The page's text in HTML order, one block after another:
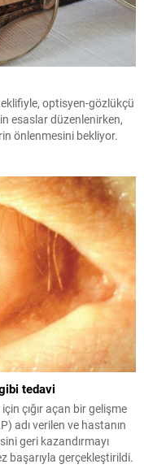
optisyen-gözlükçü
esaslar düzenlenirken,
önlenmesini bekliyor.
tedavi
çığır açan bir gelişme
adı verilen ve hastanın
geri kazandırmayı
başarıyla gerçekleştirildi.